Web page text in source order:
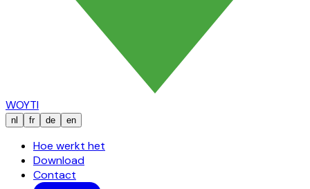
WOYTI
nl fr de en
Hoe werkt het
Download
Contact